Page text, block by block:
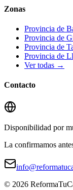
Zonas
Provincia de
Provincia de
Provincia de
Provincia de
Ver todas →
Contacto
Disponibilidad por
La confirmamos
© 2026